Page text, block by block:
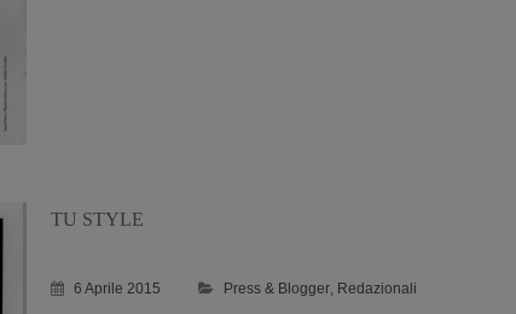
TU STYLE
6 Aprile 2015 Press & Blogger, Redazionali